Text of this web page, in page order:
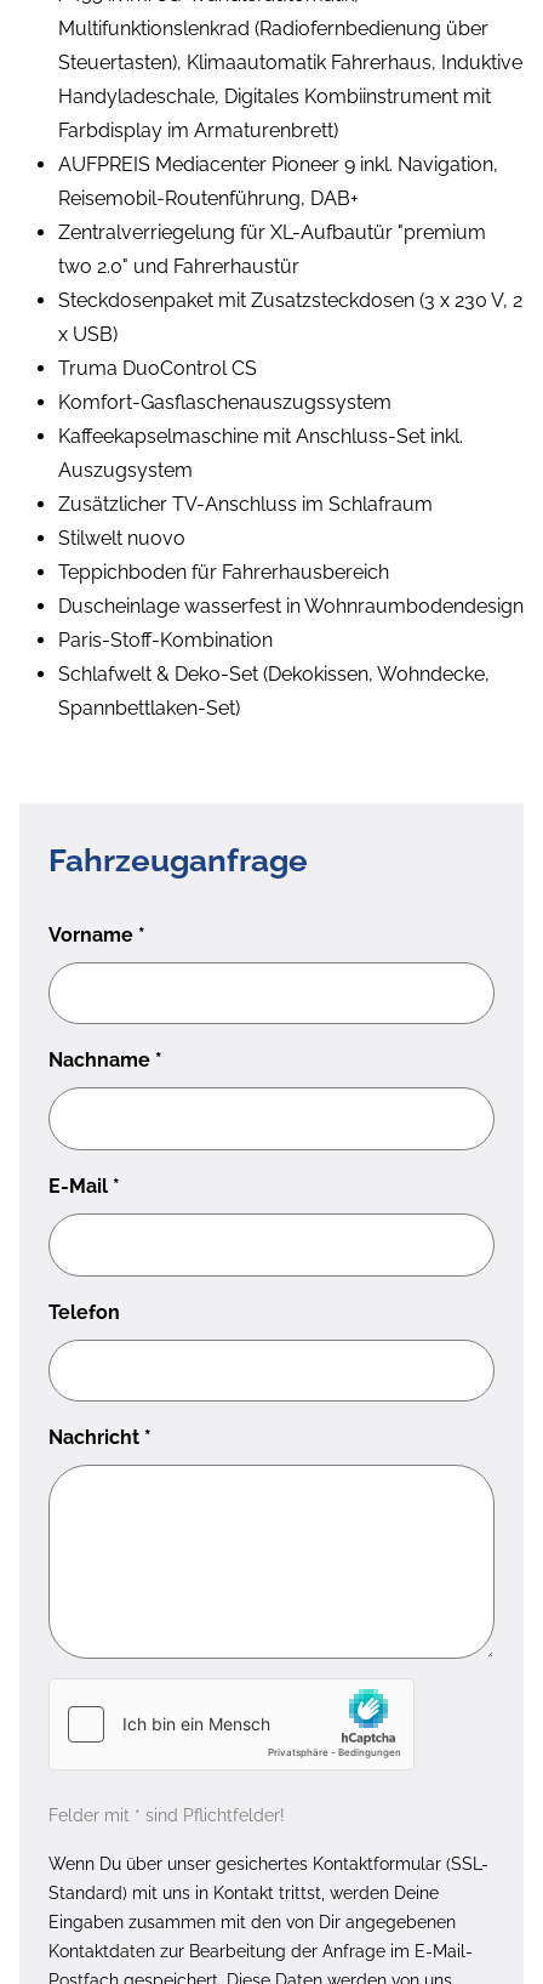
Multifunktionslenkrad (Radiofernbedienung über
Steuertasten), Klimaautomatik Fahrerhaus, Induktive
Handyladeschale, Digitales Kombiinstrument mit
Farbdisplay im Armaturenbrett)
AUFPREIS Mediacenter Pioneer 9 inkl. Navigation,
Reisemobil-Routenführung, DAB+
Zentralverriegelung für XL-Aufbautür "premium
two 2.0" und Fahrerhaustür
Steckdosenpaket mit Zusatzsteckdosen (3 x 230 V, 2
x USB)
Truma DuoControl CS
Komfort-Gasflaschenauszugssystem
Kaffeekapselmaschine mit Anschluss-Set inkl.
Auszugsystem
Zusätzlicher TV-Anschluss im Schlafraum
Stilwelt nuovo
Teppichboden für Fahrerhausbereich
Duscheinlage wasserfest in Wohnraumbodendesign
Paris-Stoff-Kombination
Schlafwelt & Deko-Set (Dekokissen, Wohndecke,
Spannbettlaken-Set)
Fahrzeuganfrage
Vorname *
Nachname *
E-Mail *
Telefon
Nachricht *
Felder mit * sind Pflichtfelder!
Wenn Du über unser gesichertes Kontaktformular (SSL-
Standard) mit uns in Kontakt trittst, werden Deine
Eingaben zusammen mit den von Dir angegebenen
Kontaktdaten zur Bearbeitung der Anfrage im E-Mail-